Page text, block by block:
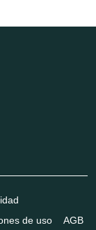
de uso AGB